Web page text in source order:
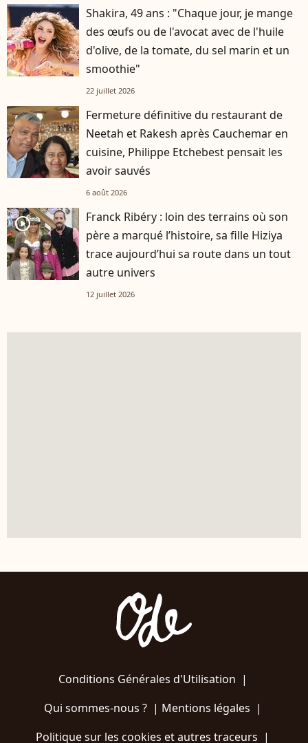
Shakira, 49 ans : "Chaque jour, je mange
des œufs ou de l'avocat avec de l'huile
d'olive, de la tomate, du sel marin et un
smoothie"
22 juillet 2026
Fermeture définitive du restaurant de
Neetah et Rakesh après Cauchemar en
cuisine, Philippe Etchebest pensait les
avoir sauvés
6 août 2026
player2
Franck Ribéry : loin des terrains où son
père a marqué l’histoire, sa fille Hiziya
trace aujourd’hui sa route dans un tout
autre univers
12 juillet 2026
Conditions Générales d'Utilisation |
Qui sommes-nous ?| Mentions légales |
Politique sur les cookies et autres traceurs |